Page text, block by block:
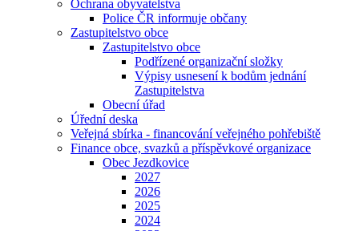
Ochrana obyvatelstva
Police ČR informuje občany
Zastupitelstvo obce
Zastupitelstvo obce
Podřízené organizační složky
Výpisy usnesení k bodům jednání
Zastupitelstva
Obecní úřad
Úřední deska
Veřejná sbírka - financování veřejného pohřebiště
Finance obce, svazků a příspěvkové organizace
Obec Jezdkovice
2027
2026
2025
2024